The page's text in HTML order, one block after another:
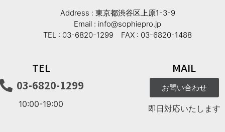
Address : 東京都渋谷区上原1-3-9
Email : info@sophiepro.jp
TEL : 03-6820-1299 FAX : 03-6820-1488
TEL
03-6820-1299
10:00-19:00
MAIL
お問い合わせ
即日対応いたします